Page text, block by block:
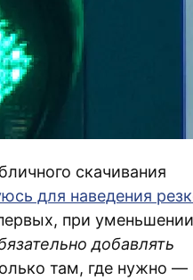
скачивания
для наведения
при уменьшении
добавлять
там, где нужно —